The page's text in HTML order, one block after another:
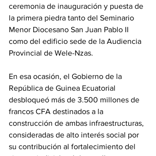
ceremonia de inauguración y puesta de
la primera piedra tanto del Seminario
Menor Diocesano San Juan Pablo II
como del edificio sede de la Audiencia
Provincial de Wele-Nzas.
En esa ocasión, el Gobierno de la
República de Guinea Ecuatorial
desbloqueó más de 3.500 millones de
francos CFA destinados a la
construcción de ambas infraestructuras,
consideradas de alto interés social por
su contribución al fortalecimiento del